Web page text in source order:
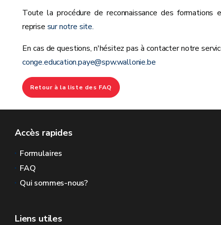
Toute la procédure de reconnaissance des formations
reprise sur notre site.
En cas de questions, n'hésitez pas à contacter notre
conge.education.paye@spw.wallonie.be
Retour à la liste des FAQ
Accès rapides
Formulaires
FAQ
Qui sommes-nous?
Liens utiles